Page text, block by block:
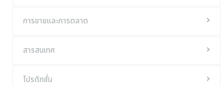
การขายและการตลาด
สารสนเทศ
โปรดักชั่น